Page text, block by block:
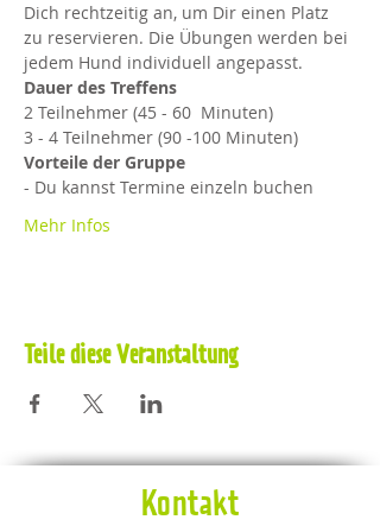
Dich rechtzeitig an, um Dir einen Platz
zu reservieren. Die Übungen werden bei
jedem Hund individuell angepasst.
Dauer des Treffens
2 Teilnehmer (45 - 60  Minuten)
3 - 4 Teilnehmer (90 -100 Minuten)​
Vorteile der Gruppe
- Du kannst Termine einzeln buchen
Mehr Infos
Teile diese Veranstaltung
Kontakt